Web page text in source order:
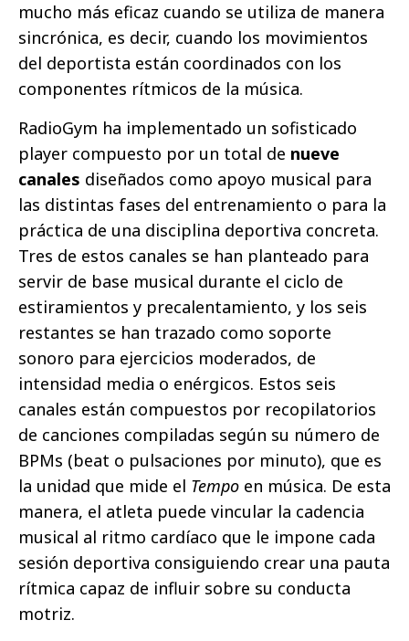
mucho más eficaz cuando se utiliza de manera
sincrónica, es decir, cuando los movimientos
del deportista están coordinados con los
componentes rítmicos de la música.
RadioGym ha implementado un sofisticado
player compuesto por un total de nueve
canales diseñados como apoyo musical para
las distintas fases del entrenamiento o para la
práctica de una disciplina deportiva concreta.
Tres de estos canales se han planteado para
servir de base musical durante el ciclo de
estiramientos y precalentamiento, y los seis
restantes se han trazado como soporte
sonoro para ejercicios moderados, de
intensidad media o enérgicos. Estos seis
canales están compuestos por recopilatorios
de canciones compiladas según su número de
BPMs (beat o pulsaciones por minuto), que es
la unidad que mide el Tempo en música. De esta
manera, el atleta puede vincular la cadencia
musical al ritmo cardíaco que le impone cada
sesión deportiva consiguiendo crear una pauta
rítmica capaz de influir sobre su conducta
motriz.